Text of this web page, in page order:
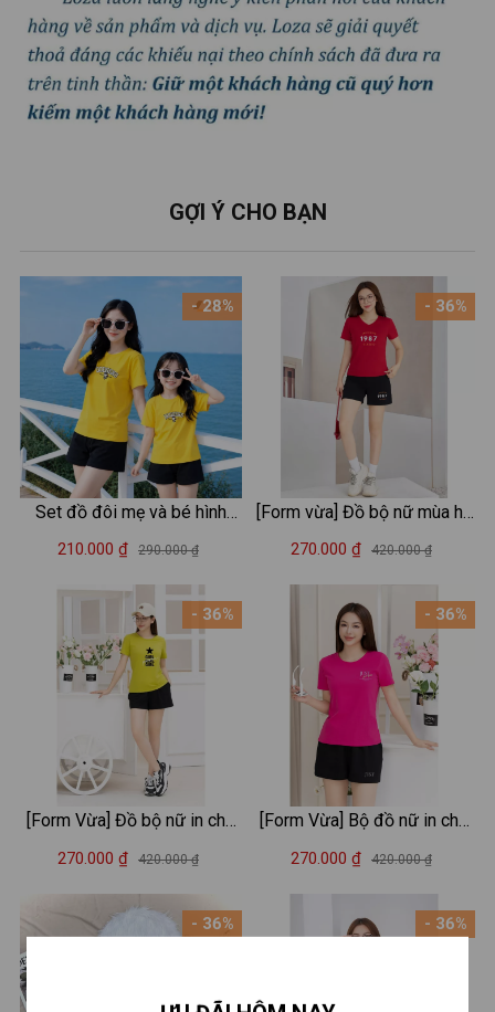
GỢI Ý CHO BẠN
- 28%
Set đồ đôi mẹ và bé hình
mèo kitty - Loza VP706-
210.000 ₫ 290.000 ₫
- 36%
[Form Vừa] Đồ bộ nữ in chữ
GIRL (áo thun + quần đùi) -
LOZA VP37
270.000 ₫ 420.000 ₫
- 36%
- 36%
[Form vừa] Đồ bộ nữ mùa hè
thun cotton áo cổ V - Quần
270.000 ₫ 420.000 ₫
- 36%
[Form Vừa] Bộ đồ nữ in chữ
Just for you - Set cộc tay
270.000 ₫ 420.000 ₫
- 36%